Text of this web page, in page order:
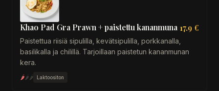
Khao Pad Gra Prawn + paistettu kananmuna 17.9 €
Paistettua riisiä sipulilla, kevätsipulilla, porkkanalla,
basilikalla ja chilillä. Tarjoillaan paistetun kananmunan
kera.
🌶🌶🌶 Laktoositon